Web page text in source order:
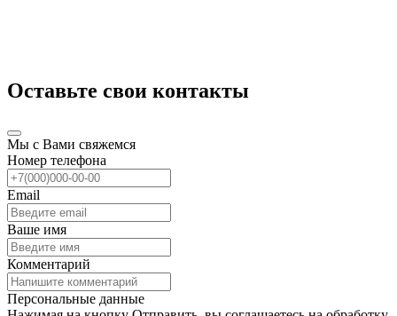
Оставьте свои контакты
Мы с Вами свяжемся
Номер телефона
Email
Ваше имя
Комментарий
Персональные данные